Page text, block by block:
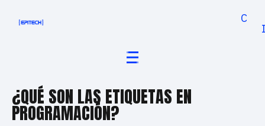
¿QUÉ SON LAS ETIQUETAS EN
PROGRAMACIÓN?